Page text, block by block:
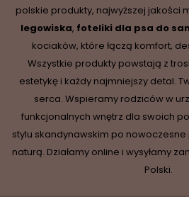
polskie produkty, najwyższej jakości
legowiska, foteliki dla psa do
kociaków, które łączą komfort,
Wszystkie produkty powstają z
estetykę i każdy najmniejszy detal.
serca. Wspieramy rodziców w
funkcjonalnych wnętrz dla swoich
stylu skandynawskim po
naturą. Działamy online i wysyłamy
Polski.